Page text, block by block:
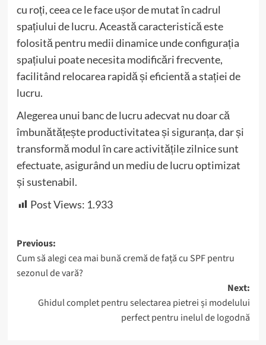
cu roți, ceea ce le face ușor de mutat în cadrul
spațiului de lucru. Această caracteristică este
folosită pentru medii dinamice unde configurația
spațiului poate necesita modificări frecvente,
facilitând relocarea rapidă și eficientă a stației de
lucru.
Alegerea unui banc de lucru adecvat nu doar că
îmbunătățește productivitatea și siguranța, dar și
transformă modul în care activitățile zilnice sunt
efectuate, asigurând un mediu de lucru optimizat
și sustenabil.
Post Views: 1.933
Post
navigation
Previous:
Cum să alegi cea mai bună cremă de față cu SPF pentru
sezonul de vară?
Next:
Ghidul complet pentru selectarea pietrei și modelului
perfect pentru inelul de logodnă